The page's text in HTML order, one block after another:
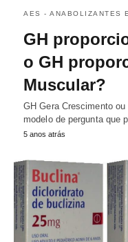
AES - ANABOLIZANTES
GH
o GH
Muscular?
GH Gera Crescimento
modelo de pergunta que
5 anos atrás